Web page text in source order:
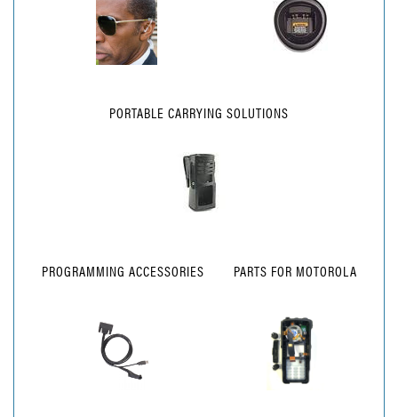
PORTABLE CARRYING SOLUTIONS
PROGRAMMING ACCESSORIES PARTS FOR MOTOROLA